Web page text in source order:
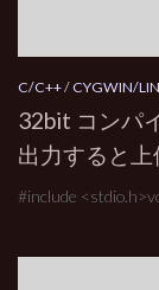
C/C++/CYGWIN/
32bit コンパ
出力すると
#include